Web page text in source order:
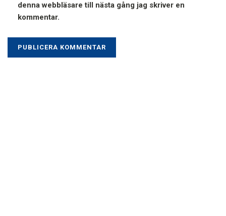
denna webbläsare till nästa gång jag skriver en
kommentar.